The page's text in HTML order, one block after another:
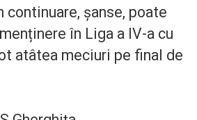
continuare, șanse, poate
în Liga a IV-a cu
atâtea meciuri pe final de